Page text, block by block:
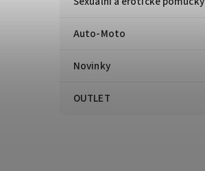
Auto-Moto
Novinky
OUTLET